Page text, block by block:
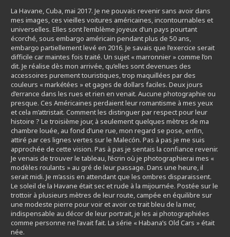
La Havane, Cuba, mai 2017. Je ne pouvais revenir sans avoir dans
mes images, ces vieilles voitures américaines, incontournables et
universelles. Elles sont l’emblème joyeux d’un pays pourtant
écorché, sous embargo américain pendant plus de 50 ans,
embargo partiellement levé en 2016. Je savais que l’exercice serait
difficile car maintes fois traité. Un sujet « marronnier » comme l’on
dit. Je réalise dès mon arrivée, qu’elles sont devenues des
accessoires purement touristiques, trop maquillées par des
couleurs « markétées » et gages de dollars faciles. Deux jours
d’errance dans les rues et rien en venait. Aucune photographie ou
presque. Ces Américaines perdaient leur romantisme à mes yeux
et cela m’attristait. Comment les distinguer par respect pour leur
histoire ? Le troisième jour, à seulement quelques mètres de ma
chambre louée, au fond d’une rue, mon regard se pose, enfin,
attiré par ces lignes vertes sur le Malecón. Pas à pas je me suis
approchée de cette vision. Pas à pas je sentais la confiance revenir.
Je venais de trouver le tableau, l’écrin où je photographierai mes «
modèles roulants » au gré de leur passage. Dans une heure, il
serait midi. Je m’assis en attendant que les ombres disparaissent.
Le soleil de la Havane était sec et rude à la mijournée. Postée sur le
trottoir à plusieurs mètres de leur route, campée en équilibre sur
une modeste pierre pour voir et avoir ce trait bleu de la mer,
indispensable au décor de leur portrait, je les ai photographiées
comme personne ne l’avait fait. La série « Habana’s Old Cars » était
née.